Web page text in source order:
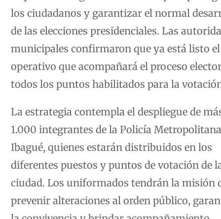
los ciudadanos y garantizar el normal
de las elecciones presidenciales. Las
municipales confirmaron que ya está listo el
operativo que acompañará el proceso
todos los puntos habilitados para la
La estrategia contempla el despliegue de
1.000 integrantes de la Policía
Ibagué, quienes estarán distribuidos en los
diferentes puestos y puntos de votación de
ciudad. Los uniformados tendrán la misión
prevenir alteraciones al orden público,
la convivencia y brindar acompañamiento